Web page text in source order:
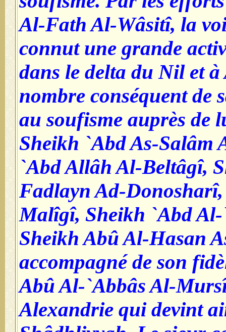
Al-Fath Al-Wâsitî, la
connut une grande
dans le delta du Nil et
nombre conséquent de
au soufisme auprès de
Sheikh `Abd As-Salâm
`Abd Allâh Al-Beltâgî,
Fadlayn Ad-
Malîgî, Sheikh `Abd
Sheikh Abû Al-Hasan
accompagné de son
Abû Al-`Abbâs Al-
Alexandrie qui devint